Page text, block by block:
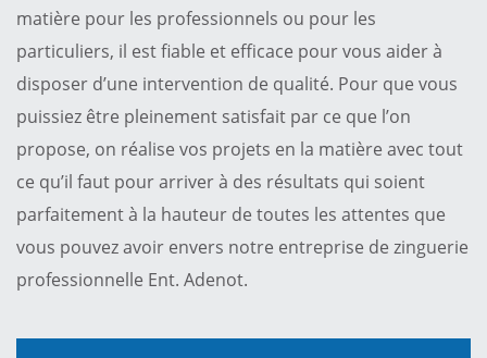
matière pour les professionnels ou pour les
particuliers, il est fiable et efficace pour vous aider à
disposer d’une intervention de qualité. Pour que vous
puissiez être pleinement satisfait par ce que l’on
propose, on réalise vos projets en la matière avec tout
ce qu’il faut pour arriver à des résultats qui soient
parfaitement à la hauteur de toutes les attentes que
vous pouvez avoir envers notre entreprise de zinguerie
professionnelle Ent. Adenot.